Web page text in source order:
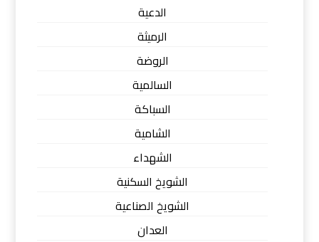
الدعية
الرميثة
الروضة
السالمية
السباكة
الشامية
الشهداء
الشويخ السكنية
الشويخ الصناعية
العدان